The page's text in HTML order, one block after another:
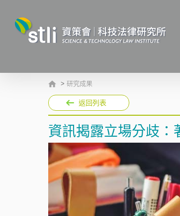
> 研究成果
返回列表
資訊揭露立場分歧：